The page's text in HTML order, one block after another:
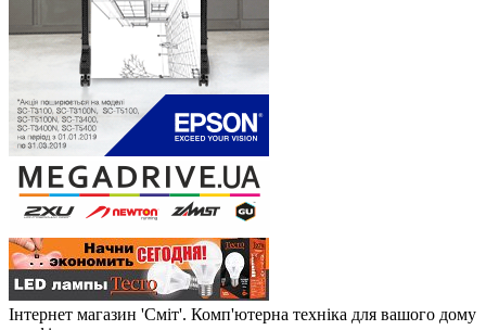
Інтернет магазин 'Сміт'. Комп'ютерна техніка для вашого дому